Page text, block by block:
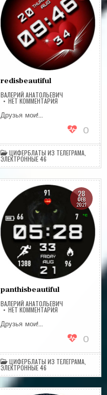
redisbeautiful
ВАЛЕРИЙ АНАТОЛЬЕВИЧ
НЕТ КОММЕНТАРИЯНА
Друзья мои!…
0
ЦИФЕРБЛАТЫ ИЗ ТЕЛЕГРАМА
ЭЛЕКТРОННЫЕ 46
28
ФЕВ
2021
panthisbeautiful
ВАЛЕРИЙ АНАТОЛЬЕВИЧ
НЕТ КОММЕНТАРИЯ
PANTHISBEAUTIFUL
Друзья мои!…
0
ЦИФЕРБЛАТЫ ИЗ ТЕЛЕГРАМА,
ЭЛЕКТРОННЫЕ 46